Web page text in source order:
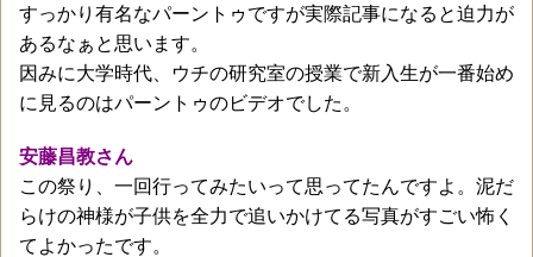
すっかり有名なパーントゥですが実際記事になると迫力が
あるなぁと思います。
因みに大学時代、ウチの研究室の授業で新入生が一番始め
に見るのはパーントゥのビデオでした。
安藤昌教さん
この祭り、一回行ってみたいって思ってたんですよ。泥だ
らけの神様が子供を全力で追いかけてる写真がすごい怖く
てよかったです。